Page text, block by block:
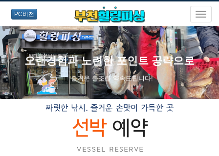
PC버전
오랜경험과 노련한 포인트 공략으로
즐거운 출조를 약속드립니다!